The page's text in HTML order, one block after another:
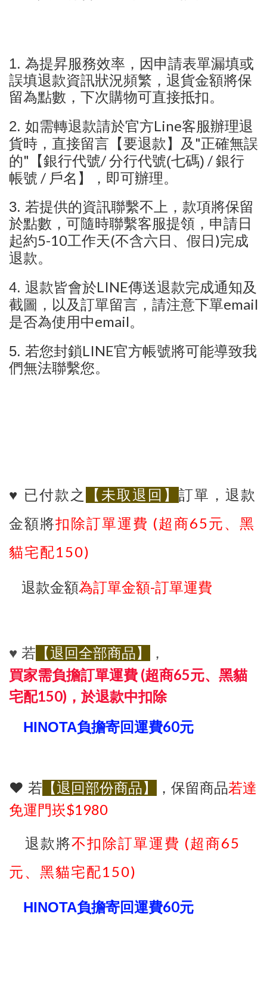
1. 為提昇服務效率，因申請表單漏填或
誤填退款資訊狀況頻繁，退貨金額將保
留為點數，下次購物可直接抵扣。
2. 如需轉退款請於官方Line客服辦理退
貨時，直接留言【要退款】及 "正確無誤
的" 【銀行代號/分行代號(七碼) /銀行
帳號 / 戶名】，即可辦理。
3. 若提供的資訊聯繫不上，款項將保留
於點數，可隨時聯繫客服提領，申請日
起約5-10工作天(不含六日、假日 )完成
退款。
4. 退款皆會於LINE傳送退款完成通知及
截圖，以及訂單留言，請注意下單email
是否為使用中email。
5. 若您封鎖LINE官方帳號將可能導致我
們無法聯繫您。
♥️ 已付款之 【未取退回】 訂單，退款
金額將扣除訂單運費 (超商65元、黑
貓宅配150)
退款金額為訂單金額-訂單運費
♥️ 若 【退回全部商品】 ，
買家需負擔訂單運費 (超商65元、黑貓
宅配150) ，於退款中扣除
HINOTA負擔寄回運費60元
♥️ 若 【退回部份商品】 ，保留商品若達
免運門崁$1980
退款將不扣除訂單運費 (超商65
元、黑貓宅配150)
HINOTA負擔寄回運費60元